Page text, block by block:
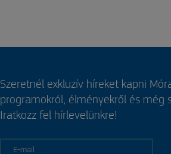
Szeretnél exkluzív híreket kapni
programokról, élményekről és még
Iratkozz fel hírlevelünkre!